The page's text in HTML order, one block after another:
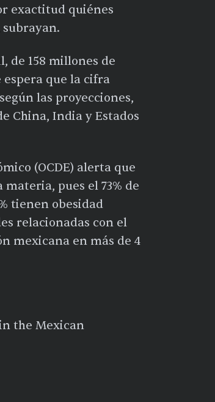
exactitud quiénes
de 158 millones de
espera que la cifra
las proyecciones,
China, India y Estados
(OCDE) alerta que
pues el 73% de
tienen obesidad
relacionadas con el
mexicana en más de 4
the Mexican